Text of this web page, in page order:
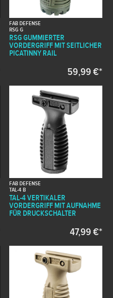
FAB DEFENSE
RSG G
RSG GUMMIERTER
VORDERGRIFF MIT SEITLICHER
PICATINNY RAIL
59,99 €*
FAB DEFENSE
TAL-4 B
TAL-4 VERTIKALER
VORDERGRIFF MIT AUFNAHME
FÜR DRUCKSCHALTER
47,99 €*